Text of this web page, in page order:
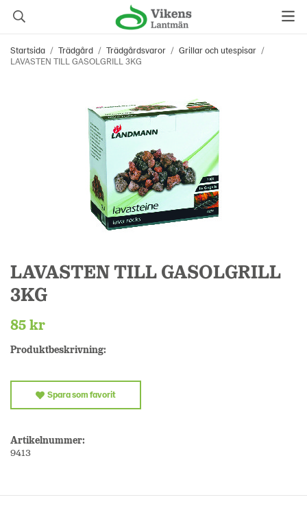
Startsida / Trädgård / Trädgårdsvaror / Grillar och utespisar /
LAVASTEN TILL GASOLGRILL 3KG
LAVASTEN TILL GASOLGRILL
3KG
85 kr
Produktbeskrivning:
Spara som favorit
Artikelnummer:
9413